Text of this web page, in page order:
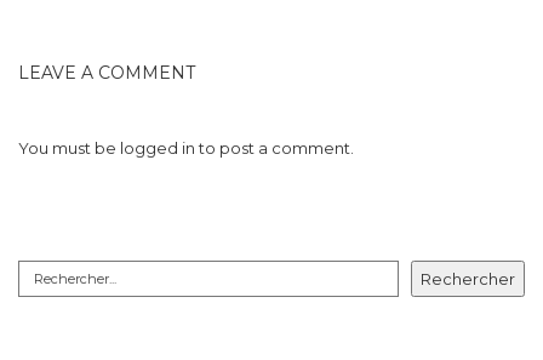
LEAVE A COMMENT
You must be logged into post a comment.
Rechercher
Rechercher